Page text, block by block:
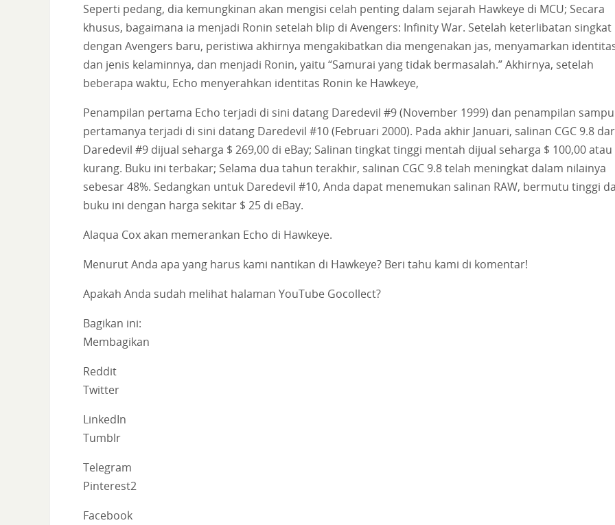
Seperti pedang, dia kemungkinan akan mengisi celah penting dalam sejarah Hawkeye di MCU; Secara
khusus, bagaimana ia menjadi Ronin setelah blip di Avengers: Infinity War. Setelah keterlibatan singkat
dengan Avengers baru, peristiwa akhirnya mengakibatkan dia mengenakan jas, menyamarkan
dan jenis kelaminnya, dan menjadi Ronin, yaitu “Samurai yang tidak bermasalah.” Akhirnya, setelah
beberapa waktu, Echo menyerahkan identitas Ronin ke Hawkeye,
Penampilan pertama Echo terjadi di sini datang Daredevil #9 (November 1999) dan penampilan
pertamanya terjadi di sini datang Daredevil #10 (Februari 2000). Pada akhir Januari, salinan CGC 9.8
Daredevil #9 dijual seharga $ 269,00 di eBay; Salinan tingkat tinggi mentah dijual seharga $ 100,00 atau
kurang. Buku ini terbakar; Selama dua tahun terakhir, salinan CGC 9.8 telah meningkat dalam nilainya
sebesar 48%. Sedangkan untuk Daredevil #10, Anda dapat menemukan salinan RAW, bermutu tinggi
buku ini dengan harga sekitar $ 25 di eBay.
Alaqua Cox akan memerankan Echo di Hawkeye.
Menurut Anda apa yang harus kami nantikan di Hawkeye? Beri tahu kami di komentar!
Apakah Anda sudah melihat halaman YouTube Gocollect?
Bagikan ini:
Membagikan
Reddit
Twitter
LinkedIn
Tumblr
Telegram
Pinterest2
Facebook